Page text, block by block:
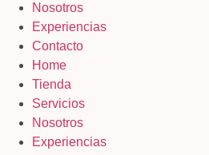
Nosotros
Experiencias
Contacto
Home
Tienda
Servicios
Nosotros
Experiencias